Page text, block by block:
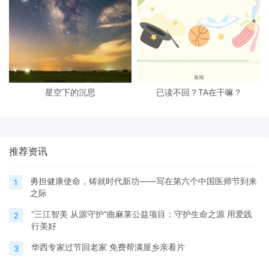
星空下的沉思 已读不回？TA在干嘛？
推荐资讯
1
勇担健康使命，铸就时代新功——写在第六个中国医师节到来
之际
2
“三江智美 从源守护”曲麻莱公益项目：守护生命之源 用爱践
行美好
3 华西专家过节回老家 免费帮满屋乡亲看片